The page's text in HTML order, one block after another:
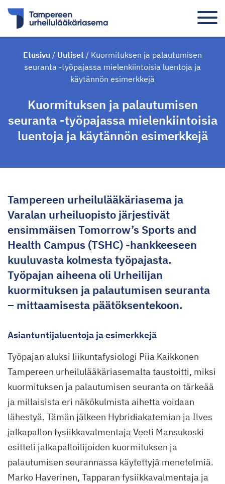
Etusivu / Uutiset / Kuormituksen ja palautumisen
seuranta -työpajassa mielenkiintoisia luentoja ja
käytännön esimerkkejä
Kuormituksen ja palautumisen
seuranta -työpajassa mielenkiintoisia
luentoja ja käytännön esimerkkejä
Tampereen urheilulääkäriasema ja
Varalan urheiluopisto järjestivät
ensimmäisen Tomorrow’s Sports and
Health Campus (TSHC) -hankkeeseen
kuuluvasta kolmesta työpajasta.
Työpajan aiheena oli Urheilijan
kuormituksen ja palautumisen seuranta
– mittaamisesta päätöksentekoon.
Asiantuntijaluentoja ja esimerkkejä
Työpajan aluksi liikuntafysiologi Piia Kaikkonen
Tampereen urheilulääkäriasemalta taustoitti, miksi
kuormituksen ja palautumisen seuranta on tärkeää
ja millaisista eri näkökulmista aihetta voidaan
lähestyä. Tämän jälkeen Hybridiakatemian ja Ilves
jalkapallon fysiikkavalmentaja Veeti Mansukoski
esitteli jalkapalloilijoiden kuormituksen ja
palautumisen seurannassa käytettyjä menetelmiä.
Marko Haverinen, Tapparan fysiikkavalmentaja ja